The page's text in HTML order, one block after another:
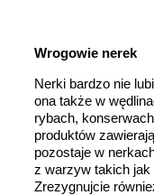
Wrogowie nerek
Nerki bardzo nie
ona także w
rybach,
produktów
pozostaje w
z warzyw takich jak
Zrezygnujcie